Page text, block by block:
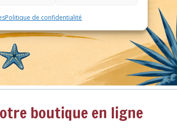
Politique de confidentialité
boutique en ligne